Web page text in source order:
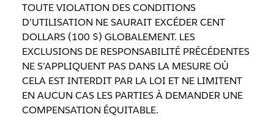
TOUTE VIOLATION DES CONDITIONS
D’UTILISATION NE SAURAIT EXCÉDER CENT
DOLLARS (100 $) GLOBALEMENT. LES
EXCLUSIONS DE RESPONSABILITÉ PRÉCÉDENTES
NE S’APPLIQUENT PAS DANS LA MESURE OÙ
CELA EST INTERDIT PAR LA LOI ET NE LIMITENT
EN AUCUN CAS LES PARTIES À DEMANDER UNE
COMPENSATION ÉQUITABLE.